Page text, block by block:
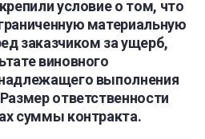
условие о том, что
материальную
заказчиком за ущерб,
виновного
выполнения
ответственности
суммы контракта.